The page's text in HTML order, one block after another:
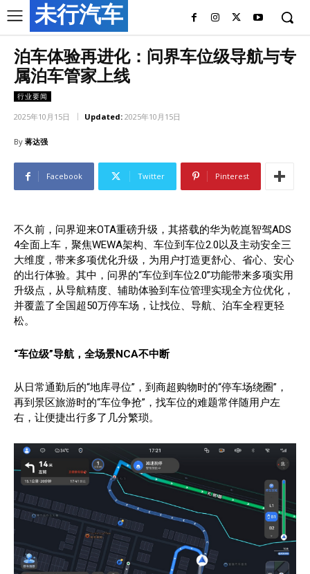
未行汽车
泊车体验再进化：问界车位级导航与专
属泊车管家上线
行业要闻
2025年10月15日 Updated: 2025年10月15日
By 蒋达强
Facebook Twitter Pinterest
不久前，问界迎来OTA重磅升级，其搭载的华为乾崑智驾ADS
4全面上车，聚焦WEWA架构、车位到车位2.0以及主动安全三
大维度，带来多项优化升级，为用户打造更舒心、省心、安心
的出行体验。其中，问界的“车位到车位2.0”功能带来多项实用
升级点，从导航精度、辅助体验到车位管理实现全方位优化，
并覆盖了全国超50万停车场，让找位、导航、泊车全程更轻
松。
“车位级”导航 ，全场景NCA不中断
从日常通勤后的“地库寻位”，到商超购物时的“停车场绕圈”，
再到景区旅游时的“车位争抢”，找车位的难题常伴随用户左
右，让便捷出行多了几分繁琐。